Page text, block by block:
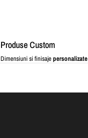
Produse Custom
Dimensiuni si finisajepersonalizate